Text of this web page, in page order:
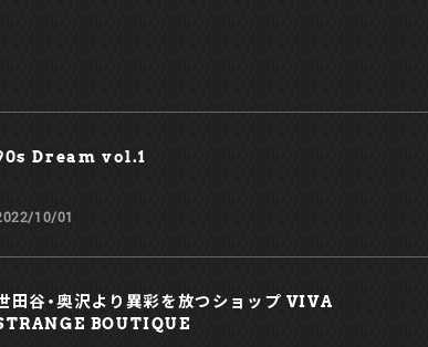
れたアイテムたち。テクニカル
たマルチポケットベストやブル
ったダウンジャケットもにも注
る無骨なソールを搭載したスニ
トルやタータンチェック柄キル
袋といった「マウンテン」のテー
越えていくPRADAの試みを、ぜ
ションは、
札幌、代官山 T-SITE GARDEN
Dream vol.1￼
10/01
田谷・奥沢より異彩を放つショップ VIVA
BOUTIQUE